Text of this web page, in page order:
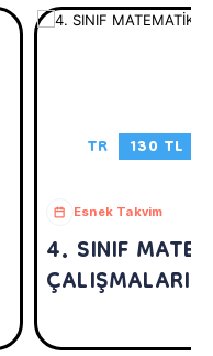
TR 130 TL
Esnek Takvim
4. SINIF
ÇALIŞMALARIM